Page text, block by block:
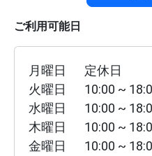
ご利用可能日
月曜日
定休日
火曜日
10:00 ~
水曜日
10:00 ~
木曜日
10:00 ~
金曜日
10:00 ~